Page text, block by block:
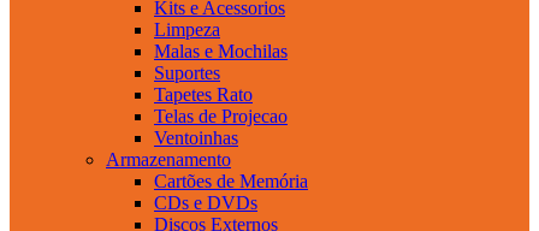
Kits e Acessorios
Limpeza
Malas e Mochilas
Suportes
Tapetes Rato
Telas de Projecao
Ventoinhas
Armazenamento
Cartões de Memória
CDs e DVDs
Discos Externos